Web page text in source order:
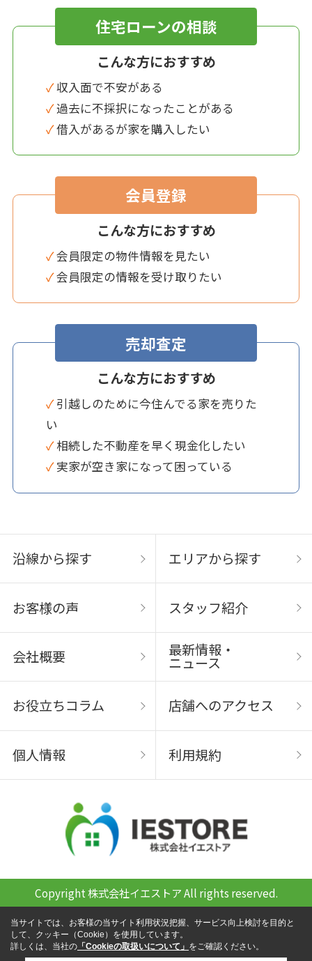
住宅ローンの相談
こんな方におすすめ
✓ 収入面で不安がある
✓ 過去に不採択になったことがある
✓ 借入があるが家を購入したい
会員登録
こんな方におすすめ
✓ 会員限定の物件情報を見たい
✓ 会員限定の情報を受け取りたい
売却査定
こんな方におすすめ
✓ 引越しのために今住んでる家を売りた
い
✓ 相続した不動産を早く現金化したい
✓ 実家が空き家になって困っている
沿線から探す エリアから探す
お客様の声 スタッフ紹介
会社概要 最新情報・
ニュース
お役立ちコラム 店舗へのアクセス
個人情報 利用規約
Copyright 株式会社イエストア All rights reserved.
当サイトでは、お客様の当サイト利用状況把握、サービス向上検討を目的と
して、クッキー（Cookie）を使用しています。
詳しくは、当社の 「Cookieの取扱いについて」 をご確認ください。